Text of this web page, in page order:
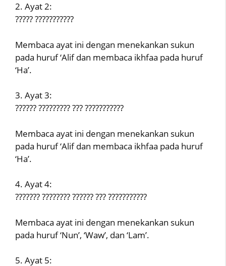
2. Ayat 2:
????? ???????????
Membaca ayat ini dengan menekankan sukun
pada huruf ‘Alif dan membaca ikhfaa pada huruf
‘Ha’.
3. Ayat 3:
?????? ????????? ??? ???????????
Membaca ayat ini dengan menekankan sukun
pada huruf ‘Alif dan membaca ikhfaa pada huruf
‘Ha’.
4. Ayat 4:
??????? ???????? ?????? ??? ???????????
Membaca ayat ini dengan menekankan sukun
pada huruf ‘Nun’, ‘Waw’, dan ‘Lam’.
5. Ayat 5: